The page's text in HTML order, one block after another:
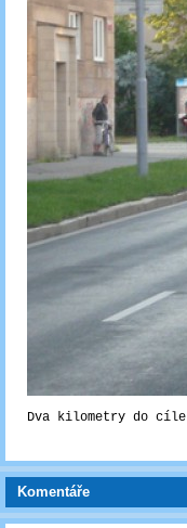
Dva kilometry do cíle
Komentáře